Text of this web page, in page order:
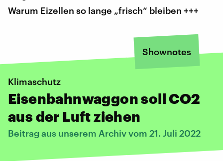
Warum Eizellen so lange „frisch“ bleiben +++
Shownotes
Klimaschutz
Eisenbahnwaggon soll CO2
aus der Luft ziehen
Beitrag aus unserem Archiv vom 21. Juli 2022